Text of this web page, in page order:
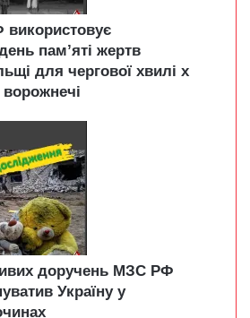
використовує
пам’яті жертв
для чергової хвилі х
доручень МЗС РФ
Україну у